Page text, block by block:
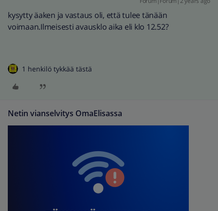
kysytty äaken ja vastaus oli, että tulee tänään
voimaan.Ilmeisesti avausklo aika eli klo 12.52?
1 henkilö tykkää tästä
Netin vianselvitys OmaElisassa